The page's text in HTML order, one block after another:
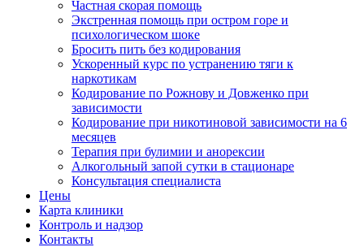
Частная скорая помощь
Экстренная помощь при остром горе и
психологическом шоке
Бросить пить без кодирования
Ускоренный курс по устранению тяги к
наркотикам
Кодирование по Рожнову и Довженко при
зависимости
Кодирование при никотиновой зависимости на 6
месяцев
Терапия при булимии и анорексии
Алкогольный запой сутки в стационаре
Консультация специалиста
Цены
Карта клиники
Контроль и надзор
Контакты